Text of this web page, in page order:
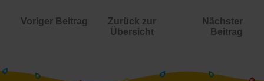
Voriger Beitrag
Zurück zur
Übersicht
Nächster
Beitrag